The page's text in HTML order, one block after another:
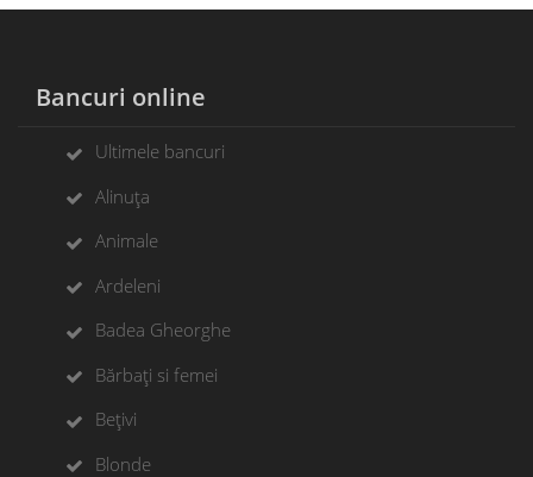
Bancuri online
Ultimele bancuri
Alinuța
Animale
Ardeleni
Badea Gheorghe
Bărbați si femei
Bețivi
Blonde